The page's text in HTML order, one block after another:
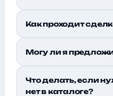
Как проходит
Могу ли я
Что делать, если
нет в каталоге?